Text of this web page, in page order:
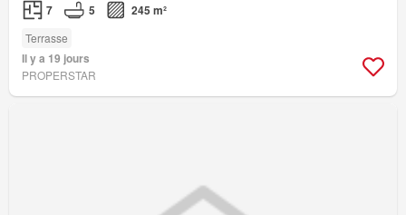
7 5 245 m²
Terrasse
Il y a 19 jours
PROPERSTAR